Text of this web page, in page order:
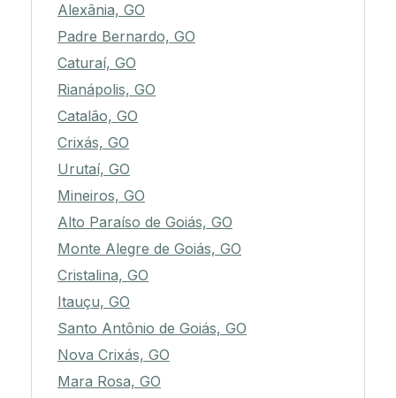
Alexânia, GO
Padre Bernardo, GO
Caturaí, GO
Rianápolis, GO
Catalão, GO
Crixás, GO
Urutaí, GO
Mineiros, GO
Alto Paraíso de Goiás, GO
Monte Alegre de Goiás, GO
Cristalina, GO
Itauçu, GO
Santo Antônio de Goiás, GO
Nova Crixás, GO
Mara Rosa, GO